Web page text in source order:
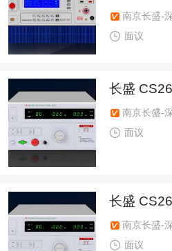
南京长盛-
面议
长盛
南京长盛-
面议
长盛
南京长盛-
面议